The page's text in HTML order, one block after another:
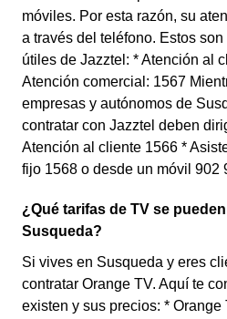
móviles. Por esta razón, su
a través del teléfono. Estos
útiles de Jazztel: * Atención al
Atención comercial: 1567
empresas y autónomos de
contratar con Jazztel deben
Atención al cliente 1566 *
fijo 1568 o desde un móvil 902
¿Qué tarifas de TV se
Susqueda?
Si vives en Susqueda y eres
contratar Orange TV. Aquí te
existen y sus precios: *